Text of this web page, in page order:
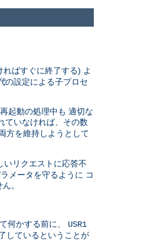
ばすぐに終了する) よ
の設定による子プロセ
起動の処理中も 適切な
ていなければ、その数
方を維持しようとして
いリクエストに応答不
メータを守るように コ
。
何かする前に、 USR1
しているということが